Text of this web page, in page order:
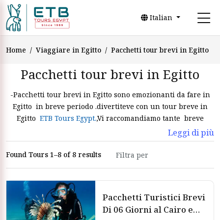
Italian
Home Viaggiare in Egitto Pacchetti tour brevi in Egitto
Pacchetti tour brevi in Egitto
-Pacchetti tour brevi in Egitto sono emozionanti da fare in
Egitto in breve periodo .divertiteve con un tour breve in
Egitto ETB Tours Egypt.,Vi raccomandiamo tante breve
vacanze in Egitto per creare tanti ricordi.Pacchetti turistici
brevi in Egitto vi da l`opportunita` per trascorrere una
vacanza breve ,prenotate tramiteViaggiare in
Visiterete IL Cairo,Luxor,Assuan,ed Alessandria .avrete
l`opportunita` per visitare le piramidi di Giza e la sfinge ,
anche potete visitare il Museo Egizio museo egizio.e le altre
Leggi di più
Found Tours 1–8 of 8 results
Pacchetti Turistici Brevi
Di 06 Giorni al Cairo e